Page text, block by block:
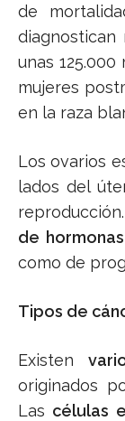
de
diagnostican
unas
mujeres
en la raza
Los ovarios
lados del
de hormonas
como de
Tipos de
Existen
originados
Las células